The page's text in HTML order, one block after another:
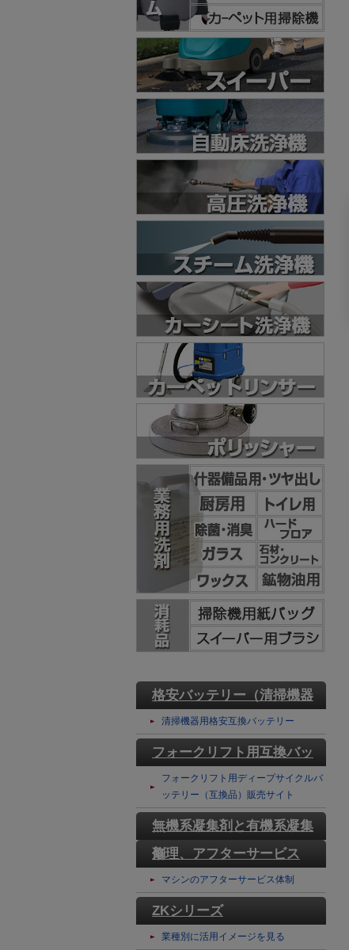
格安バッテリー（清掃機器
用）
清掃機器用格安互換バッテリー
フォークリフト用互換バッ
テリー
フォークリフト用ディープサイクルバ
ッテリー（互換品）販売サイト
無機系凝集剤と有機系凝集
剤
修理、アフターサービス
マシンのアフターサービス体制
ZKシリーズ
業種別に活用イメージを見る